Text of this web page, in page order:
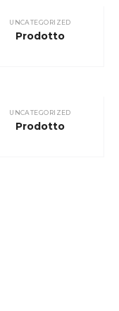
UNCATEGORIZED
Prodotto
UNCATEGORIZED
Prodotto